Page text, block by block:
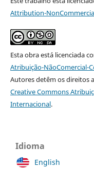
Attribution-
Esta obra está licenciada
Atribuição-NãoComercial-
Autores detêm os direitos
Creative Commons
Internacional.
Idioma
English